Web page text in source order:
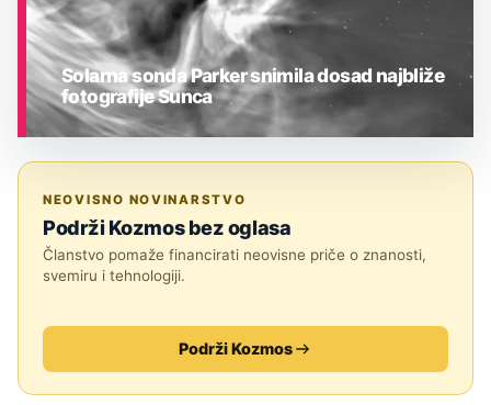
Solarna sonda Parker snimila dosad najbliže
fotografije Sunca
NEOVISNO NOVINARSTVO
Podrži Kozmos bez oglasa
Članstvo pomaže financirati neovisne priče o znanosti,
svemiru i tehnologiji.
Podrži Kozmos